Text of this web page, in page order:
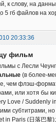
к слову, на
5 гб файлов на
20:33:36
фильм
с Лесли
(в более-
чем флэш-
или хотя бы
Love / Suddenly
субтитрами,
in Paris (日落巴黎);